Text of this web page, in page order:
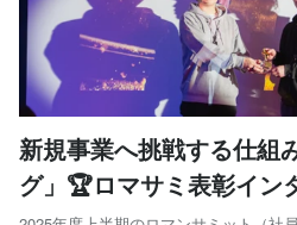
新規事業へ挑戦する仕組
グ」🏆ロマサミ表彰イン